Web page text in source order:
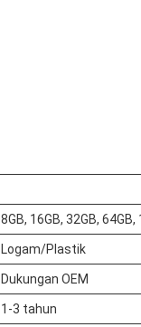
8GB, 16GB, 32GB,
Logam/Plastik
Dukungan OEM
1-3 tahun